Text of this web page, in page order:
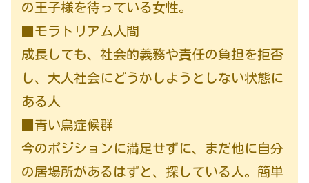
の王子様を待っている女性。
■モラトリアム人間
成長しても、社会的義務や責任の負担を拒否
し、大人社会にどうかしようとしない状態に
ある人
■青い鳥症候群
今のポジションに満足せずに、まだ他に自分
の居場所があるはずと、探している人。簡単